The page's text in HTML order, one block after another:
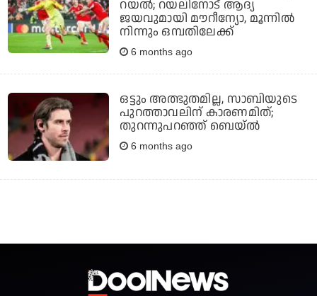
റയല്‍; റയലിനോട് ആദ്യ
ജയവുമായി മൗറീന്യോ, മൂന്നില്‍
നിന്നും ഒമ്പതിലേക്ക്
6 months ago
ഒട്ടും അത്ഭുതമില്ല, സാബിയുടെ
പുറത്താവലിന് കാരണമിത്;
തുറന്നുപറഞ്ഞ് ബെയ്ൽ
6 months ago